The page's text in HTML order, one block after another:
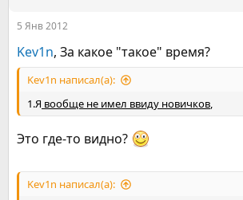
5 Янв 2012
Kev1n, За какое "такое" время?
Kev1n написал(а):
1.Я вообще не имел ввиду новичков,
Это где-то видно?
Kev1n написал(а):